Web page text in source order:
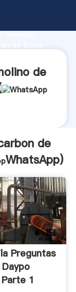
servicio,
de
de
WhatsApp)
Preguntas
1